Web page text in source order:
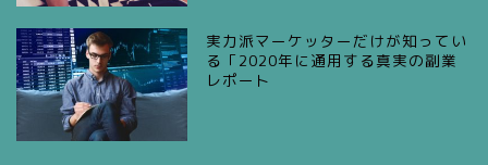
実力派マーケッターだけが知ってい
る「2020年に通用する真実の副業
レポート